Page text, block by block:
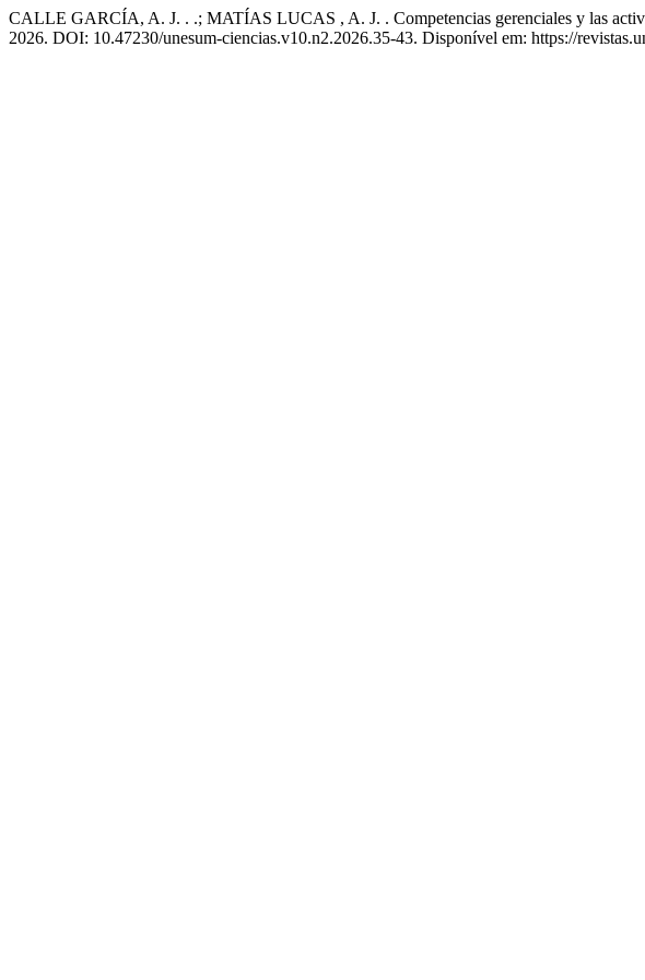
CALLE GARCÍA, A. J. . .; MATÍAS LUCAS , A. J. . Competencias gerenciales y las
2026. DOI: 10.47230/unesum-ciencias.v10.n2.2026.35-43. Disponível em: https://